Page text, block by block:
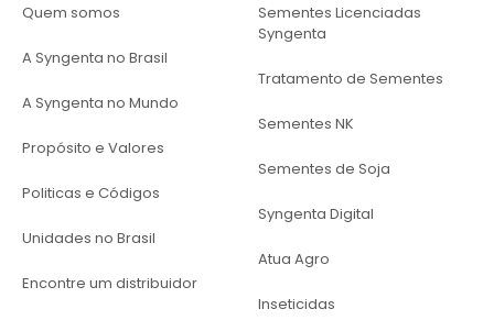
Quem somos
A Syngenta no Brasil
A Syngenta no Mundo
Propósito e Valores
Politicas e Códigos
Unidades no Brasil
Encontre um distribuidor
Sementes Licenciadas
Syngenta
Tratamento de Sementes
Sementes NK
Sementes de Soja
Syngenta Digital
Atua Agro
Inseticidas